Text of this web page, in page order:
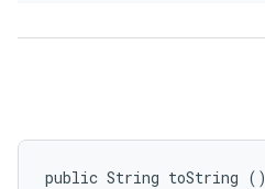
public String toString ()